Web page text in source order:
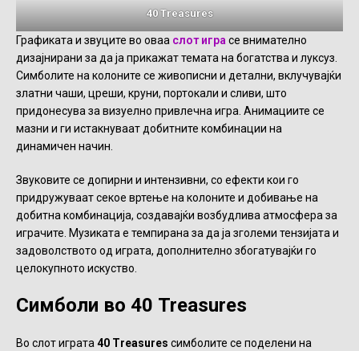
40 Treasures
Графиката и звуците во оваа слот играсе внимателно
дизајнирани за да ја прикажат темата на богатства и луксуз.
Симболите на колоните се живописни и детални, вклучувајќи
златни чаши, цреши, круни, портокали и сливи, што
придонесува за визуелно привлечна игра. Анимациите се
мазни и ги истакнуваат добитните комбинации на
динамичен начин.
Звуковите се допирни и интензивни, со ефекти кои го
придружуваат секое вртење на колоните и добивање на
добитна комбинација, создавајќи возбудлива атмосфера за
играчите. Музиката е темпирана за да ја зголеми тензијата и
задоволството од играта, дополнително збогатувајќи го
целокупното искуство.
Симболи во 40 Treasures
Во слот играта40 Treasures симболите се поделени на